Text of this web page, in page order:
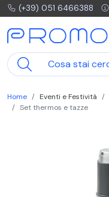
(+39) 051 6466388
Home Eventi e Festività
Set thermos e tazze